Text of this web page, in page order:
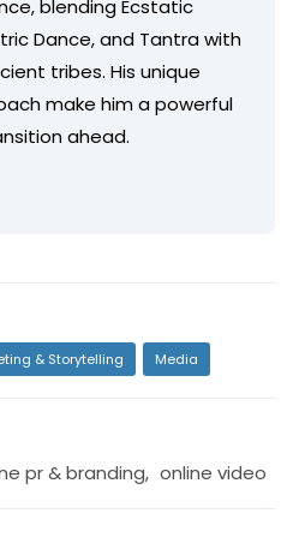
blending Ecstatic
Dance, and Tantra with
tribes. His unique
make him a powerful
ahead.
& Storytelling Media
pr & branding, online video